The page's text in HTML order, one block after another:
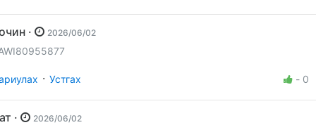
Зочин · 2026/06/02
· Устгах - 0
Бат · 2026/06/02